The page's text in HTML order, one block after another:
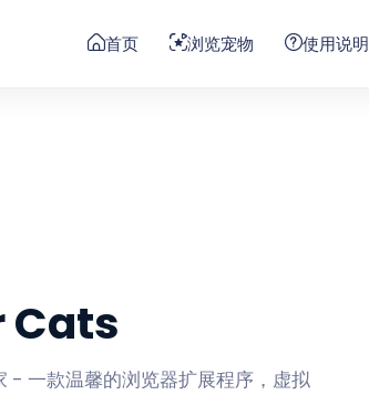
首页 浏览宠物 使用说明
Cats
款温馨的浏览器扩展程序，虚拟